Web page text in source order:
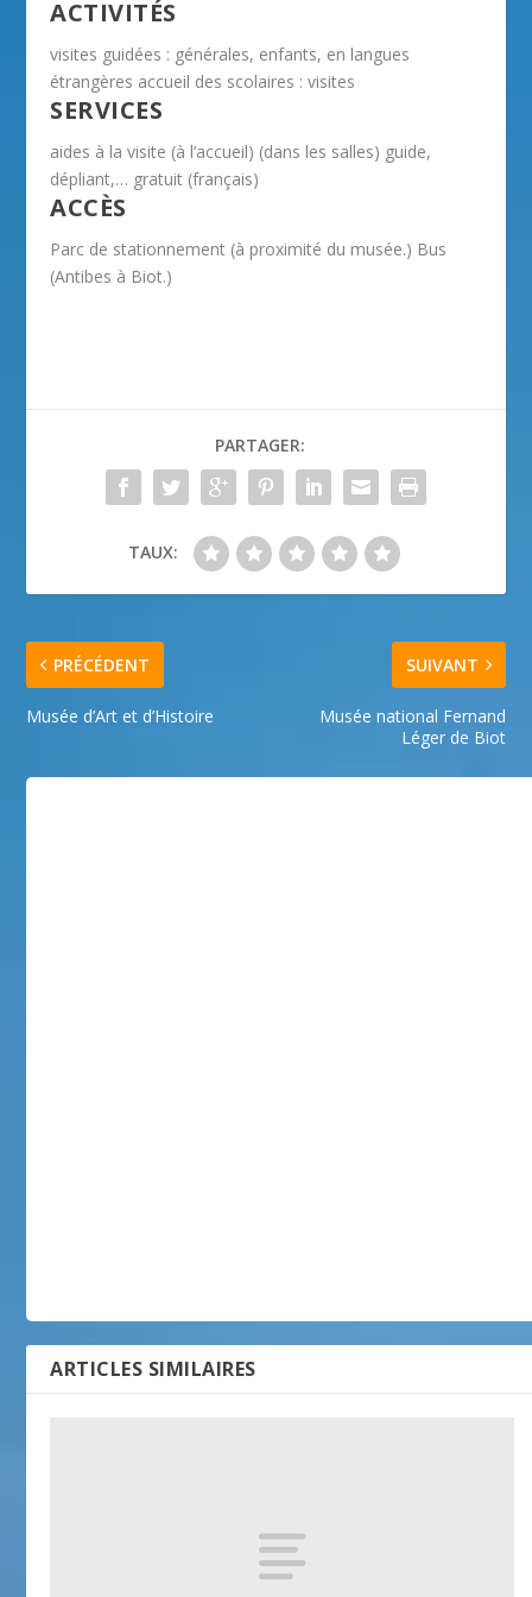
ACTIVITÉS
visites guidées : générales, enfants, en langues
étrangères accueil des scolaires : visites
SERVICES
aides à la visite (à l’accueil) (dans les salles) guide,
dépliant,… gratuit (français)
ACCÈS
Parc de stationnement (à proximité du musée.) Bus
(Antibes à Biot.)
PARTAGER:
TAUX:
PRÉCÉDENT
Musée d’Art et d’Histoire
SUIVANT
Musée national Fernand
Léger de Biot
ARTICLES SIMILAIRES